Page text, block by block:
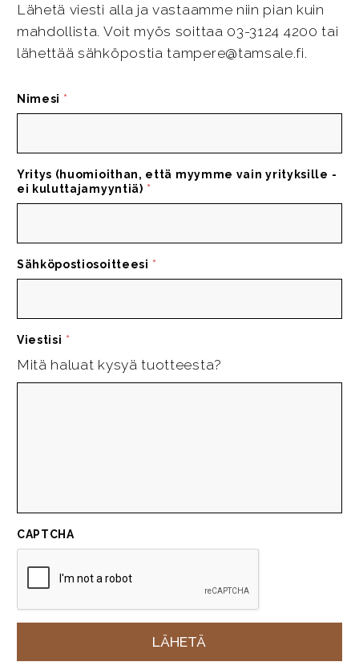
Lähetä viesti alla ja vastaamme niin pian kuin
mahdollista. Voit myös soittaa 03-3124 4200 tai
lähettää sähköpostia tampere@tamsale.fi.
Nimesi *
Yritys (huomioithan, että myymme vain yrityksille -
ei kuluttajamyyntiä) *
Sähköpostiosoitteesi *
Viestisi *
Mitä haluat kysyä tuotteesta?
CAPTCHA